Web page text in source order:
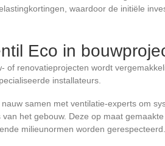
waardoor de initiële
Eco in
of renovatieprojecten wordt
installateurs.
samen met ventilatie-experts om
het gebouw. Deze op maat
milieunormen worden gerespecteerd.